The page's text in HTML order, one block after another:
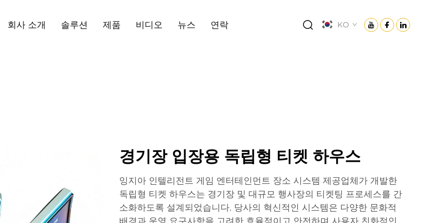
회사 소개 솔루션 제품 비디오 뉴스 연락 KO
경기장 입장용 독립형 티켓 하우스
잉지아 인텔리전트 게임 엔터테인먼트 장소 시스템 제공업체가 개발한
독립형 티켓 하우스는 경기장 및 대규모 행사장의 티켓팅 프로세스를 간
소화하도록 설계되었습니다. 당사의 혁신적인 시스템은 다양한 문화적